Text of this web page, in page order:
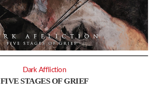
FIVE STAGES OF GRIEF
Dark Affliction